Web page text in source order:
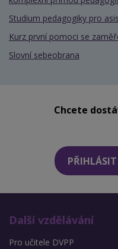
Studium pedagogiky pro
Kurz první pomoci se
Slovní sebeobrana
Chcete
PŘIHLÁSIT
Další vzdělávání
Pro učitele DVPP